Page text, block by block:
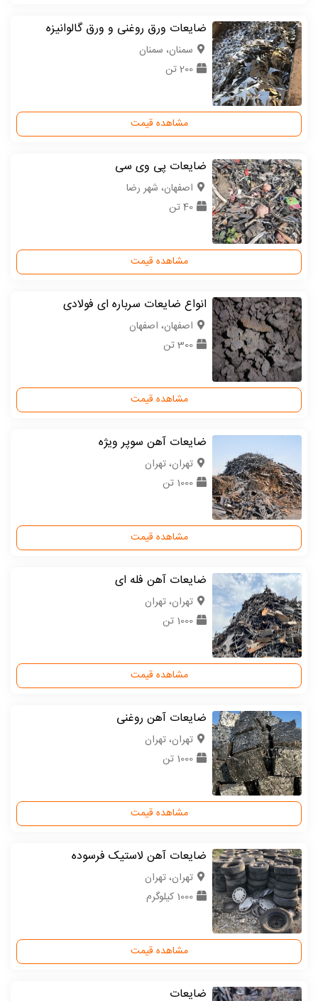
ضایعات ورق روغنی و ورق گالوانیزه
سمنان، سمنان
200 تن
مشاهده قیمت
ضایعات پی وی سی
اصفهان، شهر رضا
40 تن
مشاهده قیمت
انواع ضایعات سرباره ای فولادی
اصفهان، اصفهان
300 تن
مشاهده قیمت
ضایعات آهن سوپر ویژه
تهران، تهران
1000 تن
مشاهده قیمت
ضایعات آهن فله ای
تهران، تهران
1000 تن
مشاهده قیمت
ضایعات آهن روغنی
تهران، تهران
1000 تن
مشاهده قیمت
ضایعات آهن لاستیک فرسوده
تهران، تهران
1000 کیلوگرم
مشاهده قیمت
ضایعات